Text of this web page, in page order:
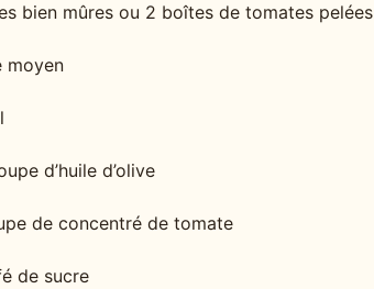
bien mûres ou 2 boîtes de tomates pelées
moyen
d’huile d’olive
de concentré de tomate
de sucre